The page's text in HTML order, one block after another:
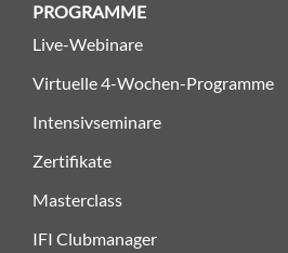
PROGRAMME
Live-Webinare
Virtuelle 4-Wochen-Programme
Intensivseminare
Zertifikate
Masterclass
IFI Clubmanager